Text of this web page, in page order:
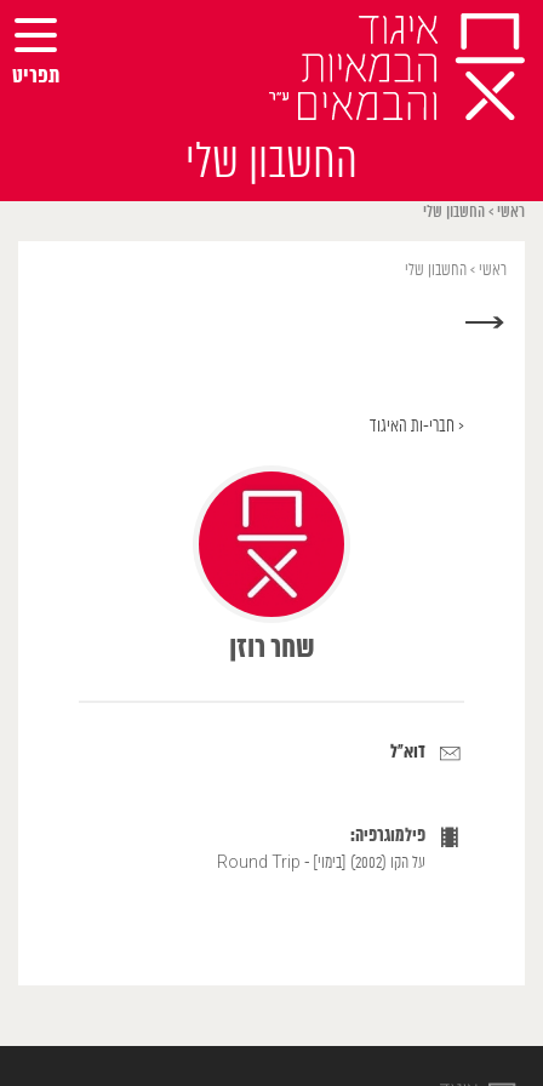
Skip
content
החשבון שלי
תפריט
ראשי > החשבון שלי
ראשי > החשבון שלי
→
< חברי-ות האיגוד
שחר רוזן
דוא"ל
פילמוגרפיה:
על הקו (2002) [בימוי] - Round Trip